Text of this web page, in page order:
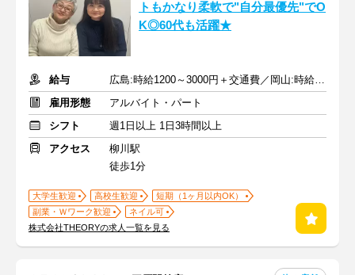
トもかなり柔軟で"自分最優先"でO
K◎60代も活躍★
給与
広島:時給1200～3000円＋交通費／岡山:時給1200～3000円＋交通費
雇用形態
アルバイト・パート
シフト
週1日以上 1日3時間以上
アクセス
柳川駅
徒歩1分
大学生歓迎 高校生歓迎
短期（1ヶ月以内OK）
副業・Ｗワーク歓迎
ネイル可
株式会社THEORYの求人一覧を見る